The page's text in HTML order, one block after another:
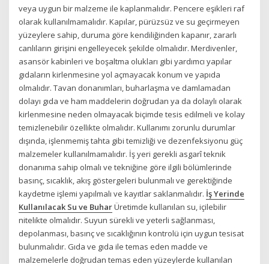
veya uygun bir malzeme ile kaplanmalıdır. Pencere eşikleri raf
olarak kullanılmamalıdır. Kapılar, pürüzsüz ve su geçirmeyen
yüzeylere sahip, duruma göre kendiliğinden kapanır, zararlı
canlıların girişini engelleyecek şekilde olmalıdır. Merdivenler,
asansör kabinleri ve boşaltma olukları gibi yardımcı yapılar
gıdaların kirlenmesine yol açmayacak konum ve yapıda
olmalıdır. Tavan donanımları, buharlaşma ve damlamadan
dolayı gıda ve ham maddelerin doğrudan ya da dolaylı olarak
kirlenmesine neden olmayacak biçimde tesis edilmeli ve kolay
temizlenebilir özellikte olmalıdır. Kullanımı zorunlu durumlar
dışında, işlenmemiş tahta gibi temizliği ve dezenfeksiyonu güç
malzemeler kullanılmamalıdır. İş yeri gerekli asgarî teknik
donanıma sahip olmalı ve tekniğine göre ilgili bölümlerinde
basınç, sıcaklık, akış göstergeleri bulunmalı ve gerektiğinde
kaydetme işlemi yapılmalı ve kayıtlar saklanmalıdır. İş Yerinde
Kullanılacak Su ve BuharÜretimde kullanılan su, içilebilir
nitelikte olmalıdır. Suyun sürekli ve yeterli sağlanması,
depolanması, basınç ve sıcaklığının kontrolü için uygun tesisat
bulunmalıdır. Gıda ve gıda ile temas eden madde ve
malzemelerle doğrudan temas eden yüzeylerde kullanılan